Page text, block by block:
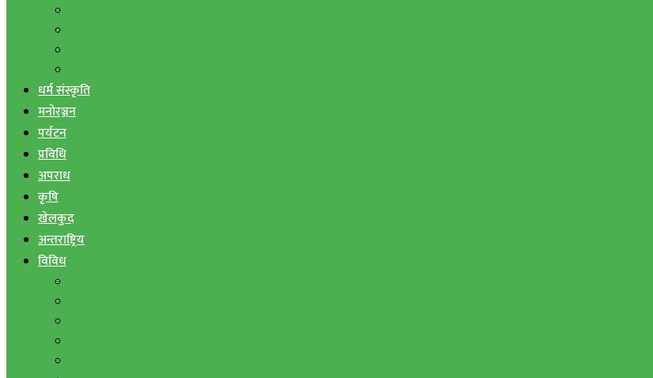
धर्म संस्कृति
मनोरञ्जन
पर्यटन
प्रविधि
अपराध
कृषि
खेलकुद
अन्तराष्ट्रिय
विविध